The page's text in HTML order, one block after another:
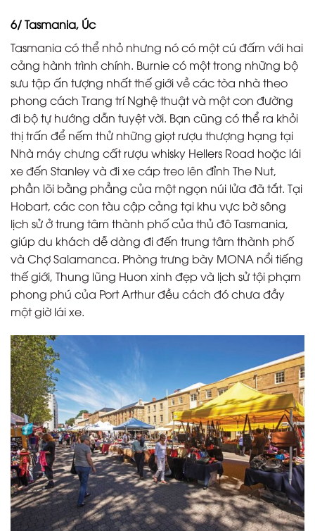
6/ Tasmania, Úc
Tasmania có thể nhỏ nhưng nó có một cú đấm với hai
cảng hành trình chính. Burnie có một trong những bộ
sưu tập ấn tượng nhất thế giới về các tòa nhà theo
phong cách Trang trí Nghệ thuật và một con đường
đi bộ tự hướng dẫn tuyệt vời. Bạn cũng có thể ra khỏi
thị trấn để nếm thử những giọt rượu thượng hạng tại
Nhà máy chưng cất rượu whisky Hellers Road hoặc lái
xe đến Stanley và đi xe cáp treo lên đỉnh The Nut,
phần lõi bằng phẳng của một ngọn núi lửa đã tắt. Tại
Hobart, các con tàu cập cảng tại khu vực bờ sông
lịch sử ở trung tâm thành phố của thủ đô Tasmania,
giúp du khách dễ dàng đi đến trung tâm thành phố
và Chợ Salamanca. Phòng trưng bày MONA nổi tiếng
thế giới, Thung lũng Huon xinh đẹp và lịch sử tội phạm
phong phú của Port Arthur đều cách đó chưa đầy
một giờ lái xe.